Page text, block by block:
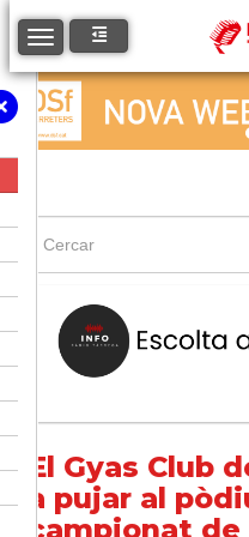
Toggle navigation
El Gyas Club
a pujar al
campionat